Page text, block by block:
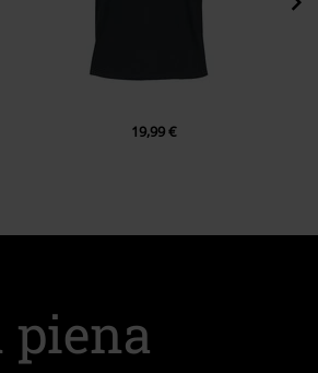
19,99 €
piena